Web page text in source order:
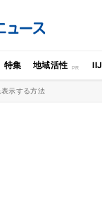
特集 地域活性 IIJ
示する方法